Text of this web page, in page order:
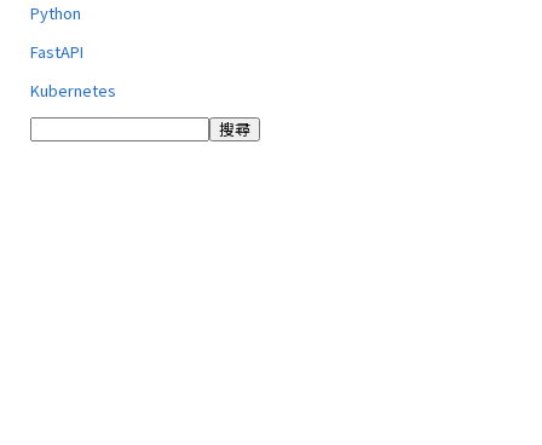
Python
FastAPI
Kubernetes